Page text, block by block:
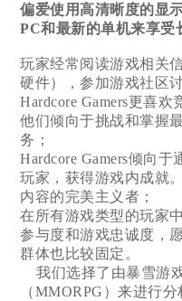
偏爱使用高清晰度的显
PC和最新的单机来享受
玩家经常阅读游戏相关
硬件），参加游戏社区讨
Hardcore Gamers更喜
他们倾向于挑战和掌握
务；
Hardcore Gamers倾向
玩家，获得游戏内成就
内容的完美主义者；
在所有游戏类型的玩家
参与度和游戏忠诚度，
群体也比较固定。
我们选择了由暴雪游
（MMORPG）来进行